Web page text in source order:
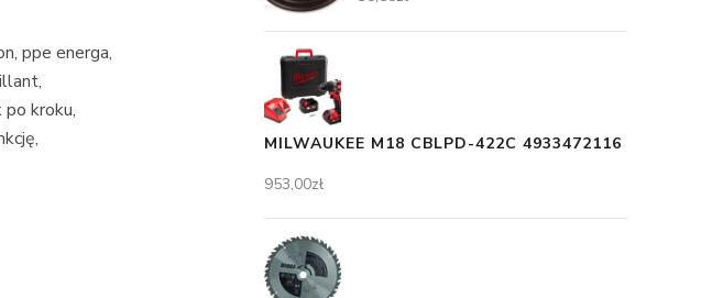
ppe energa,
kroku,
MILWAUKEE M18 CBLPD-422C 4933472116
953,00zł